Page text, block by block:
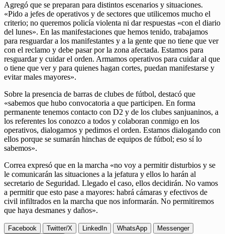
Agregó que se preparan para distintos escenarios y situaciones.
«Pido a jefes de operativos y de sectores que utilicemos mucho el
criterio; no queremos policía violenta ni dar respuestas «con el diario
del lunes». En las manifestaciones que hemos tenido, trabajamos
para resguardar a los manifestantes y a la gente que no tiene que ver
con el reclamo y debe pasar por la zona afectada. Estamos para
resguardar y cuidar el orden. Armamos operativos para cuidar al que
o tiene que ver y para quienes hagan cortes, puedan manifestarse y
evitar males mayores».
Sobre la presencia de barras de clubes de fútbol, destacó que
«sabemos que hubo convocatoria a que participen. En forma
permanente tenemos contacto con D2 y de los clubes sanjuaninos, a
los referentes los conozco a todos y colaboran conmigo en los
operativos, dialogamos y pedimos el orden. Estamos dialogando con
ellos porque se sumarán hinchas de equipos de fútbol; eso sí lo
sabemos».
Correa expresó que en la marcha «no voy a permitir disturbios y se
le comunicarán las situaciones a la jefatura y ellos lo harán al
secretario de Seguridad. Llegado el caso, ellos decidirán. No vamos
a permitir que esto pase a mayores: habrá cámaras y efectivos de
civil infiltrados en la marcha que nos informarán. No permitiremos
que haya desmanes y daños».
Facebook Twitter/X LinkedIn WhatsApp
Messenger